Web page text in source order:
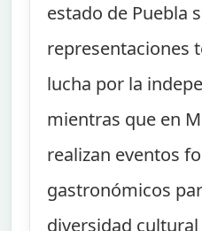
estado de Puebla
representaciones
lucha por la
mientras que en
realizan eventos
gastronómicos
diversidad cultural